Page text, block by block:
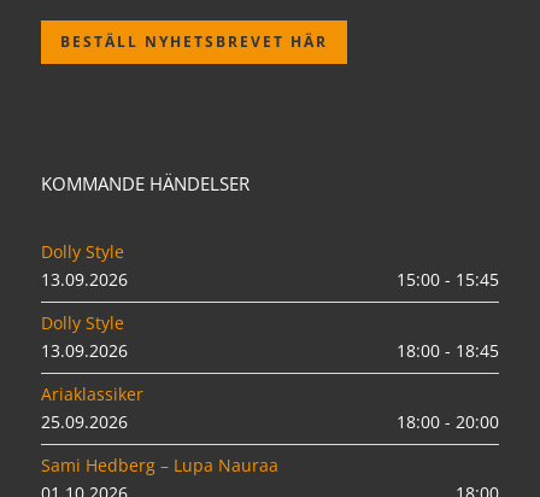
BESTÄLL NYHETSBREVET HÄR
KOMMANDE HÄNDELSER
Dolly Style
13.09.2026
15:00 - 15:45
Dolly Style
13.09.2026
18:00 - 18:45
Ariaklassiker
25.09.2026
18:00 - 20:00
Sami Hedberg – Lupa Nauraa